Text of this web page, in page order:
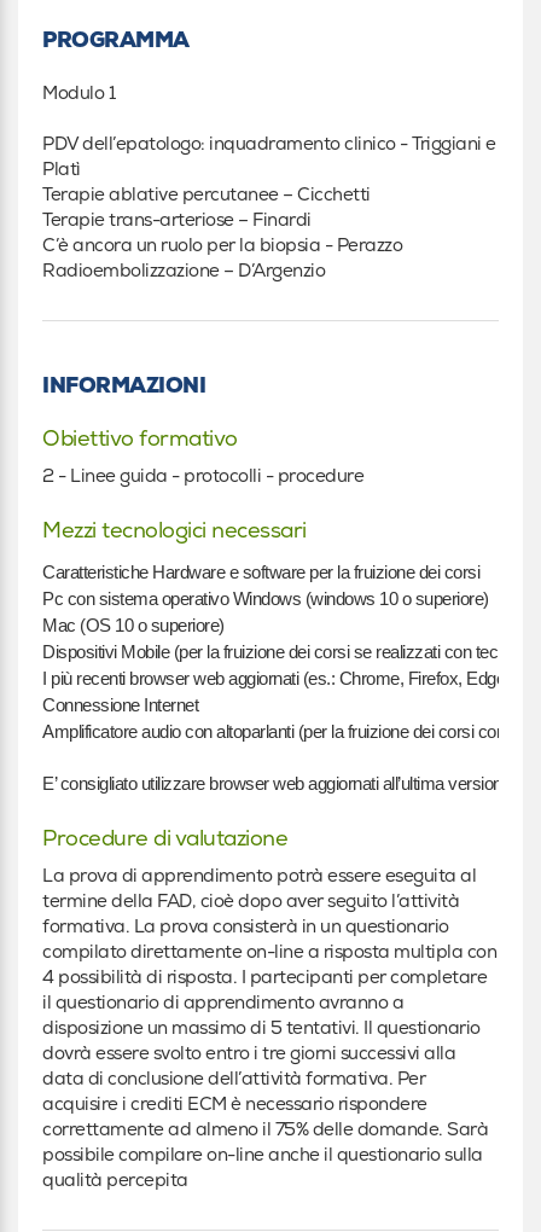
PROGRAMMA
Modulo 1
PDV dell’epatologo: inquadramento clinico - Triggiani e
Platì
Terapie ablative percutanee – Cicchetti
Terapie trans-arteriose – Finardi
C’è ancora un ruolo per la biopsia - Perazzo
Radioembolizzazione – D’Argenzio
INFORMAZIONI
Obiettivo formativo
2 - Linee guida - protocolli - procedure
Mezzi tecnologici necessari
Caratteristiche Hardware e software per la fruizione dei corsi
Pc con sistema operativo Windows (windows 10 o superiore)
Mac (OS 10 o superiore)
Dispositivi Mobile (per la fruizione dei corsi se realizzati con
I più recenti browser web aggiornati (es.: Chrome, Firefox, Edge)
Connessione Internet
Amplificatore audio con altoparlanti (per la fruizione dei corsi con
E’ consigliato utilizzare browser web aggiornati all’ultima versione.
Procedure di valutazione
La prova di apprendimento potrà essere eseguita al
termine della FAD, cioè dopo aver seguito l’attività
formativa. La prova consisterà in un questionario
compilato direttamente on-line a risposta multipla con
4 possibilità di risposta. I partecipanti per completare
il questionario di apprendimento avranno a
disposizione un massimo di 5 tentativi. Il questionario
dovrà essere svolto entro i tre giorni successivi alla
data di conclusione dell’attività formativa. Per
acquisire i crediti ECM è necessario rispondere
correttamente ad almeno il 75% delle domande. Sarà
possibile compilare on-line anche il questionario sulla
qualità percepita